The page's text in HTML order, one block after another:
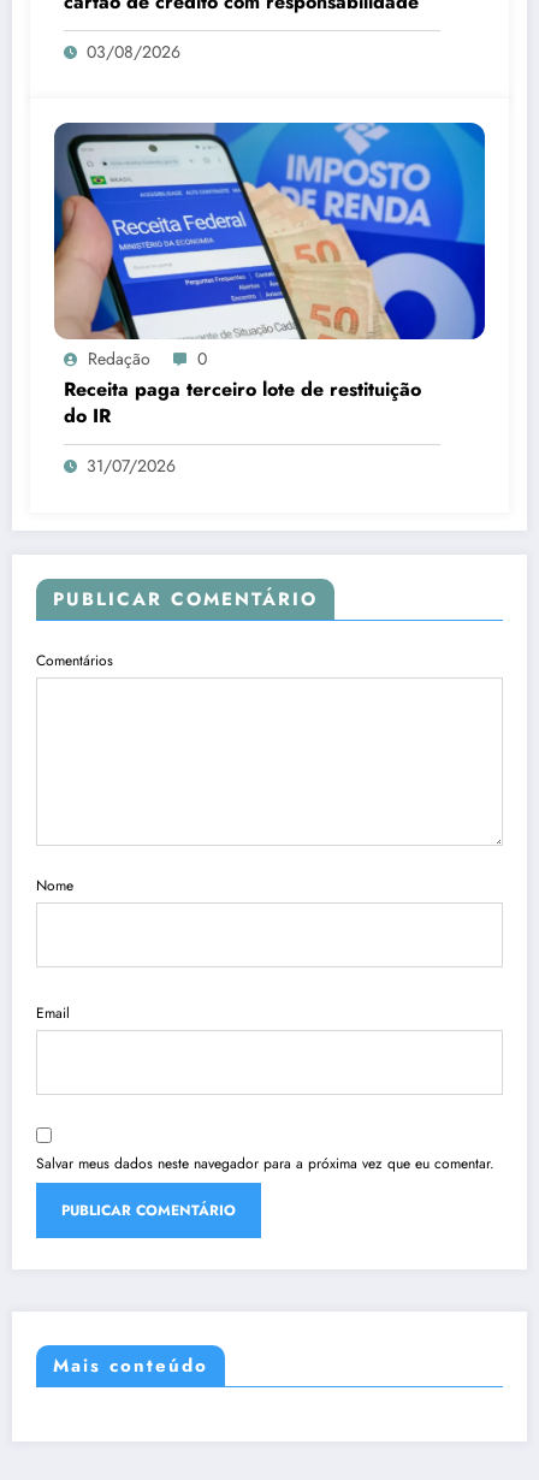
03/08/2026
Redação 0
Receita paga terceiro lote de restituição
do IR
31/07/2026
PUBLICAR COMENTÁRIO
Comentários
Nome
Email
Salvar meus dados neste navegador para a próxima vez que eu comentar.
Mais conteúdo